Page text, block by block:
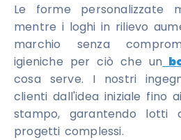
Le forme personalizzate
mentre i loghi in rilievo
marchio senza
igieniche per ciò che un
cosa serve. I nostri
clienti dall'idea iniziale fino
stampo, garantendo lotti
progetti complessi.